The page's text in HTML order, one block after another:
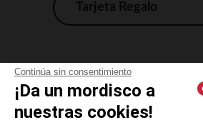
Continúa sin consentimiento
¡Da un mordisco a
nuestras cookies!
Tarjeta Regalo
Condiciones generales de
Aviso Legal
*Condiciones de las ofertas